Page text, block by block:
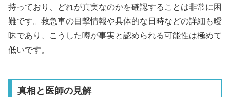
持っており、どれが真実なのかを確認することは非常に困
難です。救急車の目撃情報や具体的な日時などの詳細も曖
昧であり、こうした噂が事実と認められる可能性は極めて
低いです。
真相と医師の見解